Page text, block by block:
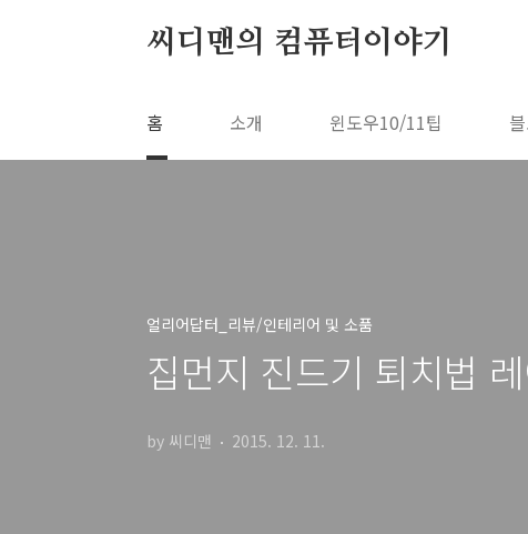
씨디맨의 컴퓨터이야기
홈 소개 윈도우10/11팁
얼리어답터_리뷰/인테리어 및 소품
집먼지 진드기 퇴치법
by 씨디맨 2015. 12. 11.